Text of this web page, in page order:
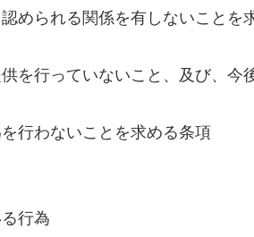
められる関係を有しないことを
を行っていないこと、及び、今
行わないことを求める条項
行為